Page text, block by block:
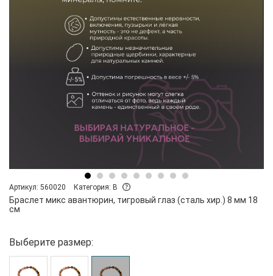
Артикул: 560020 Категория: B
Браслет микс авантюрин, тигровый глаз (сталь хир.) 8 мм 18
см
Выберите размер: